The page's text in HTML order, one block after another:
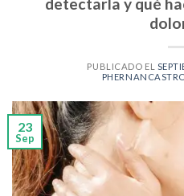
PUBLICADO EL
23
Sep